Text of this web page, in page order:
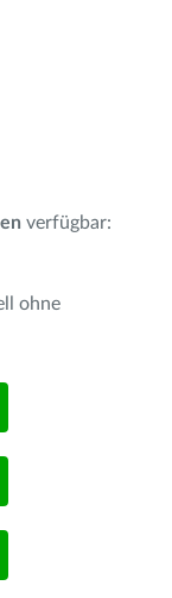
verfügbar:
ohne